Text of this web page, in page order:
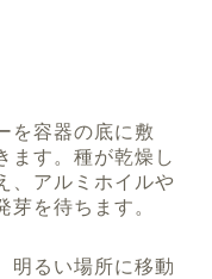
を容器の底に敷
ます。種が乾燥し
、アルミホイルや
芽を待ちます。
明るい場所に移動